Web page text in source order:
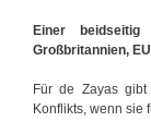
Einer
Großbritannien,
Für de Zayas
Konflikts, wenn sie